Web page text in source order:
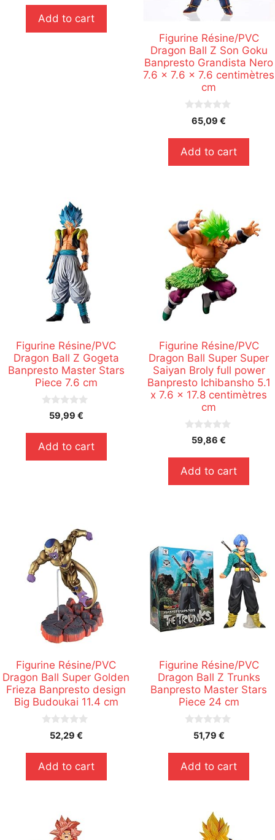
5
Add to cart
Figurine Résine/PVC
Dragon Ball Z Son Goku
Banpresto Grandista Nero
7.6 x 7.6 x 7.6 centimètres
cm
s
5
65,09€
Add to cart
Figurine Résine/PVC
Dragon Ball Z Gogeta
Banpresto Master Stars
Piece 7.6 cm
s
5
59,99 €
Add to cart
Figurine Résine/PVC
Dragon Ball Super Super
Saiyan Broly full power
Banpresto Ichibansho 5.1
x 7.6 x 17.8 centimètres
cm
s
5
59,86€
Add to cart
Figurine Résine/PVC
Dragon Ball Super Golden
Frieza Banpresto design
Big Budoukai 11.4 cm
s
5
52,29 €
Add to cart
Figurine Résine/PVC
Dragon Ball Z Trunks
Banpresto Master Stars
Piece 24 cm
s
5
51,79 €
Add to cart